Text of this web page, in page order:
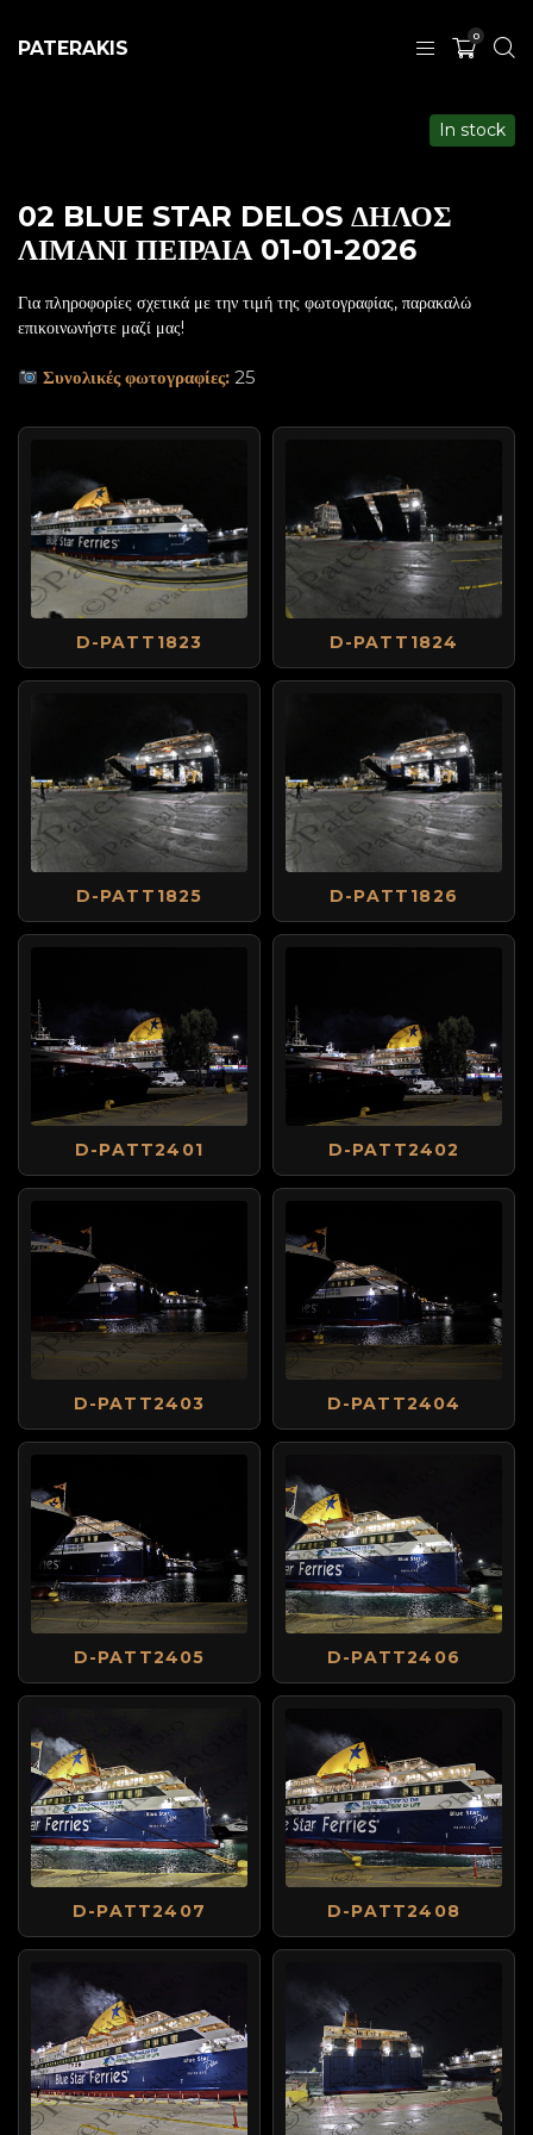
PATERAKIS
0
02 BLUE STAR DELOS ΔΗΛΟΣ
ΛΙΜΑΝΙ ΠΕΙΡΑΙΑ 01-01-2026
In stock
Για πληροφορίες σχετικά με την τιμή της φωτογραφίας, παρακαλώ
επικοινωνήστε μαζί μας!
Συνολικές φωτογραφίες: 25
D-PATT1823 D-PATT1824
D-PATT1825 D-PATT1826
D-PATT2401 D-PATT2402
D-PATT2403 D-PATT2404
D-PATT2405 D-PATT2406
D-PATT2407 D-PATT2408